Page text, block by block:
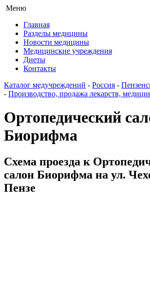
Меню
Главная
Разделы медицины
Новости медицины
Медицинские учреждения
Диеты
Контакты
Каталог медучреждений - Россия -
- Производство, продажа лекарств,
Ортопедический
Биорифма
Схема проезда к
салон Биорифма на ул.
Пензе